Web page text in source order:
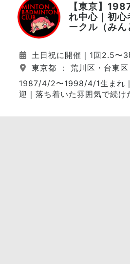
【東京】
れ中心｜初
ークル（みん
土日祝に開催｜1回2.5〜3
東京都 ： 荒川区・台東
1987/4/2〜1998/4/1生まれ
迎｜落ち着いた雰囲気で続け